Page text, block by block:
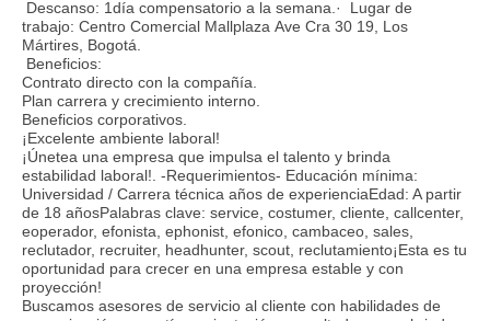
Descanso: 1día compensatorio a la semana.· Lugar de
trabajo: Centro Comercial Mallplaza Ave Cra 30 19, Los
Mártires, Bogotá.
Beneficios:
Contrato directo con la compañía.
Plan carrera y crecimiento interno.
Beneficios corporativos.
¡Excelente ambiente laboral!
¡Únetea una empresa que impulsa el talento y brinda
estabilidad laboral!. -Requerimientos- Educación mínima:
Universidad / Carrera técnica años de experienciaEdad: A partir
de 18 añosPalabras clave: service, costumer, cliente, callcenter,
eoperador, efonista, ephonist, efonico, cambaceo, sales,
reclutador, recruiter, headhunter, scout, reclutamiento¡Esta es tu
oportunidad para crecer en una empresa estable y con
proyección!
Buscamos asesores de servicio al cliente con habilidades de